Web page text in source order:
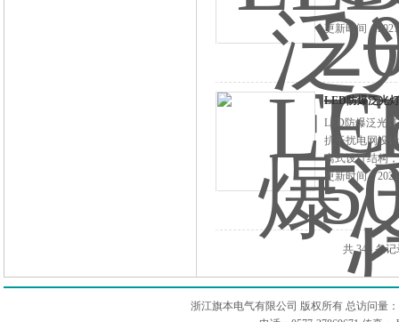
更新时间：
LED防爆泛光
LED防爆泛光
抗干扰电网设
离式设计结构
更新时间：
共 344 条
浙江旗本电气有限公司 版权所有 总访问量：